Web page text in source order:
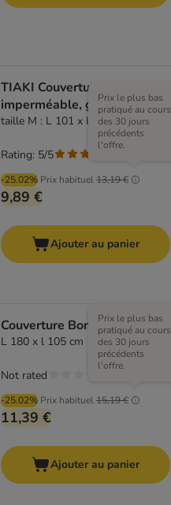
TIAKI Couverture
imperméable, grise
taille M : L 101 x l 73 cm
-25.02% Prix habituel13,19 €
Prix le plus bas
pratiqué au cours
des 30 jours
précédents
l'offre.
9,89 €
Rating: 5/5
Ajouter au panier
Couverture Bones XXL
L 180 x l 105 cm
-25.02% Prix habituel15,19 €
Prix le plus bas
pratiqué au cours
des 30 jours
précédents
l'offre.
11,39 €
Not rated
Ajouter au panier